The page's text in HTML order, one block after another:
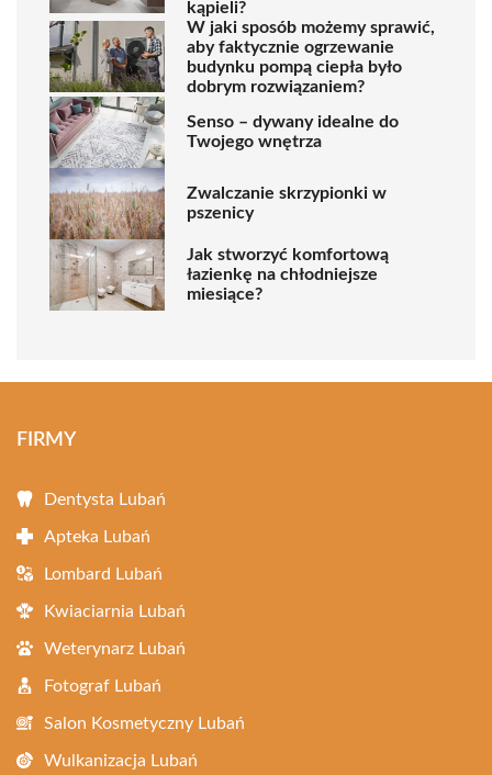
kąpieli?
W jaki sposób możemy sprawić,
aby faktycznie ogrzewanie
budynku pompą ciepła było
dobrym rozwiązaniem?
Senso – dywany idealne do
Twojego wnętrza
Zwalczanie skrzypionki w
pszenicy
Jak stworzyć komfortową
łazienkę na chłodniejsze
miesiące?
FIRMY
Dentysta Lubań
Apteka Lubań
Lombard Lubań
Kwiaciarnia Lubań
Weterynarz Lubań
Fotograf Lubań
Salon Kosmetyczny Lubań
Wulkanizacja Lubań